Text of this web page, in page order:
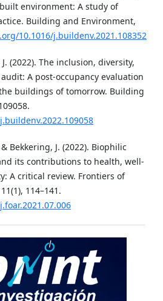
environment: A study of
Building and Environment,
10.1016/j.buildenv.2021.108352
(2022). The inclusion, diversity,
A post-occupancy evaluation
buildings of tomorrow. Building
Bekkering, J. (2022). Biophilic
its contributions to health, well-
A critical review. Frontiers of
114–141.